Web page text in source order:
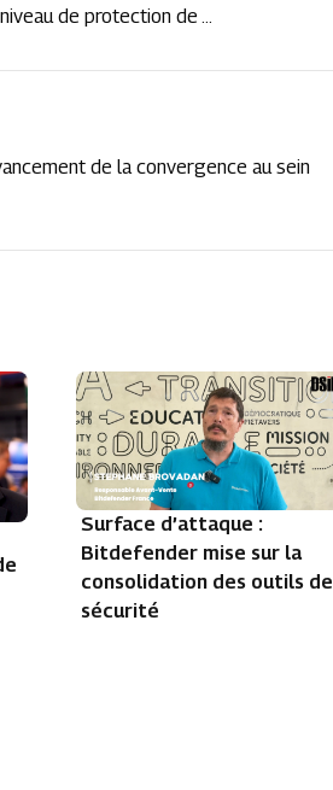
de protection de ...
de la convergence au sein
Surface d’attaque :
Bitdefender mise sur la
consolidation des outils de
sécurité